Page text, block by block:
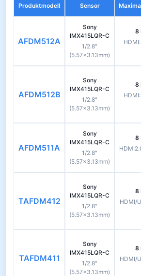
Produktmodell Sensor
AFDM512A
Sony
IMX415LQR-C
1/2.8"
(5.57×3.13mm)
8
AFDM512B
Sony
IMX415LQR-C
1/2.8"
(5.57×3.13mm)
8
AFDM511A
Sony
IMX415LQR-C
1/2.8"
(5.57×3.13mm)
8
TAFDM412
Sony
IMX415LQR-C
1/2.8"
(5.57×3.13mm)
8
HDMI/
TAFDM411
Sony
IMX415LQR-C
1/2.8"
(5.57×3.13mm)
8
HDMI/